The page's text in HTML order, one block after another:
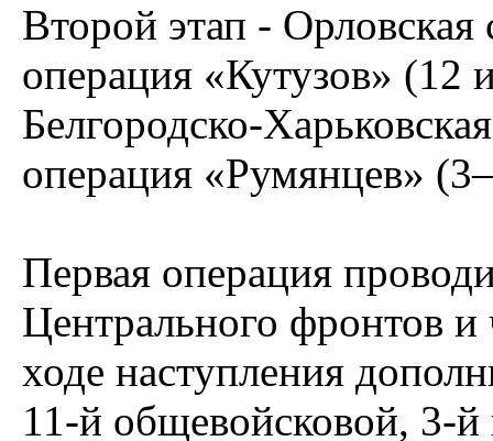
Второй этап - Орловская
операция «Кутузов» (12
Белгородско-
операция «Румянцев»
Первая операция
Центрального фронтов
ходе наступления
11-й общевойсковой, 3-й